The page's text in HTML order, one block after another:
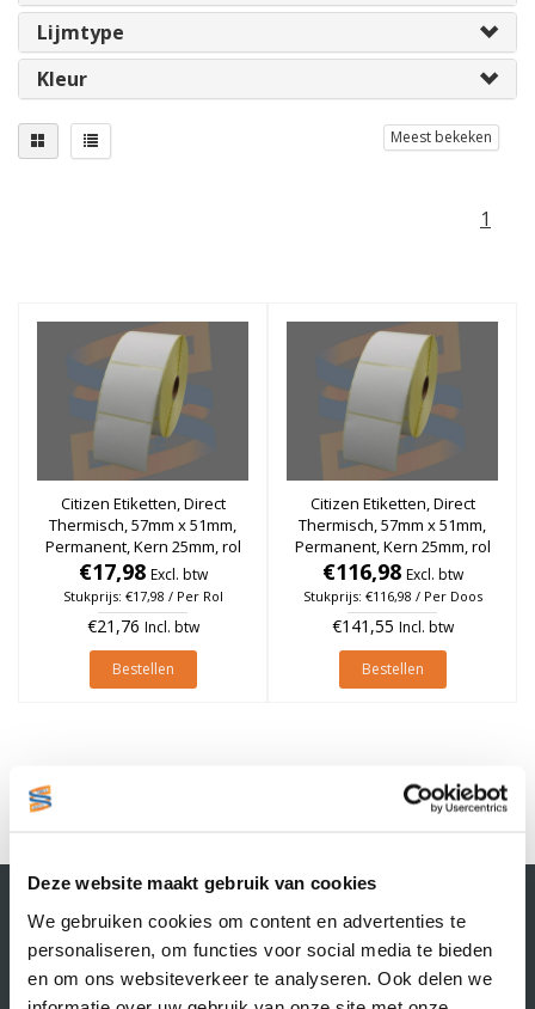
Deze website maakt gebruik van cookies
We gebruiken cookies om content en advertenties te
personaliseren, om functies voor social media te bieden
en om ons websiteverkeer te analyseren. Ook delen we
Lijmtype
Kleur
Meest bekeken
1
Citizen Etiketten, Direct
Thermisch, 57mm x 51mm,
Permanent, Kern 25mm, rol
à 1.370 stuks
€17,98 Excl. btw
Stukprijs: €17,98 / Per Rol
€21,76 Incl. btw
Bestellen
Citizen Etiketten, Direct
Thermisch, 57mm x 51mm,
Permanent, Kern 25mm, rol
à 1.370 stuks (Per doos)
€116,98 Excl. btw
Stukprijs: €116,98 / Per Doos
€141,55 Incl. btw
Bestellen
1
Contactgegevens
Supply Service B.V.
Nijverheidsstraat 25-K
3861 RJ Nijkerk